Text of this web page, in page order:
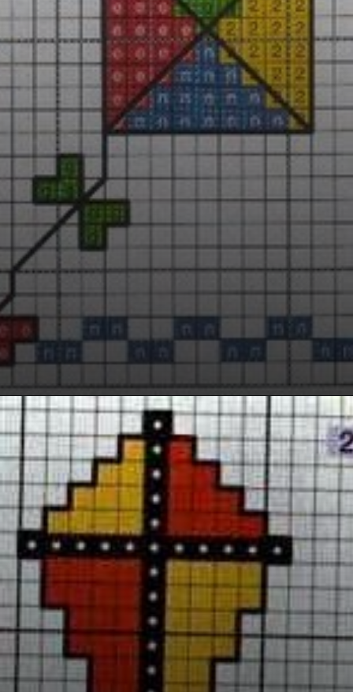
Opening https://bordadosdalea.com.br/pipas-em-ponto-cruz-belos-graficos-para-se-inspirar/